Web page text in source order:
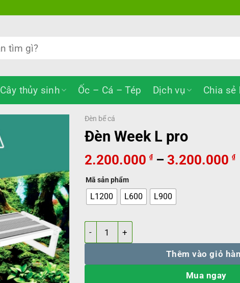
Cây thủy sinh Ốc – Cá – Tép Dịch vụ Chia
Đèn bể cá
Đèn Week L pro
2.200.000 ₫ – 3.200.000 ₫
Mã sản phẩm
L1200 L600 L900
Thêm vào giỏ
Mua ngay